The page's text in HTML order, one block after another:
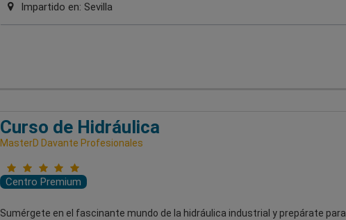
Impartido en: Sevilla
Curso de Hidráulica
MasterD Davante Profesionales
Centro Premium
Sumérgete en el fascinante mundo de la hidráulica industrial y prepárate para